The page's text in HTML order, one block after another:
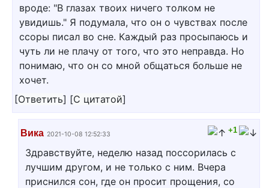
вроде: "В глазах твоих ничего толком не
увидишь." Я подумала, что он о чувствах после
ссоры писал во сне. Каждый раз просыпаюсь и
чуть ли не плачу от того, что это неправда. Но
понимаю, что он со мной общаться больше не
хочет.
[Ответить] [С цитатой]
Вика 2021-10-08 12:52:33 +1
Здравствуйте, неделю назад поссорилась с
лучшим другом, и не только с ним. Вчера
приснился сон, где он просит прощения, со